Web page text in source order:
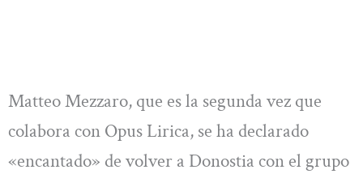
Matteo Mezzaro, que es la segunda vez que
colabora con Opus Lirica, se ha declarado
«encantado» de volver a Donostia con el grupo